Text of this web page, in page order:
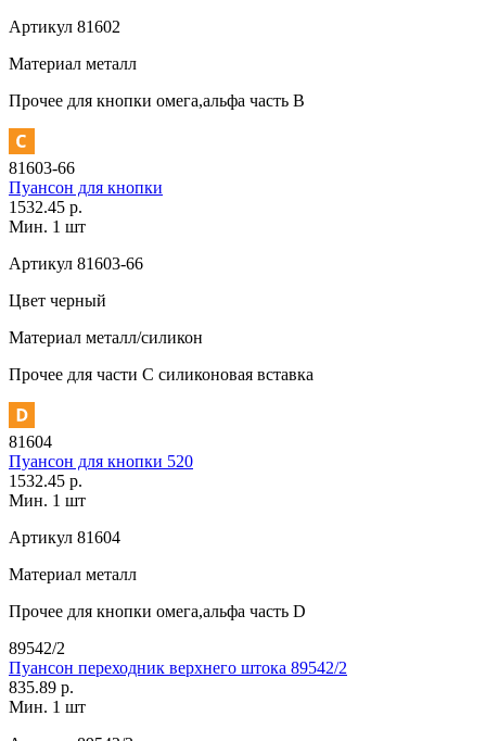
Артикул 81602
Материал металл
Прочее для кнопки омега,альфа часть В
81603-66
Пуансон для кнопки
1532.45 р.
Мин. 1 шт
Артикул 81603-66
Цвет черный
Материал металл/силикон
Прочее для части C силиконовая вставка
81604
Пуансон для кнопки 520
1532.45 р.
Мин. 1 шт
Артикул 81604
Материал металл
Прочее для кнопки омега,альфа часть D
89542/2
Пуансон переходник верхнего штока 89542/2
835.89 р.
Мин. 1 шт